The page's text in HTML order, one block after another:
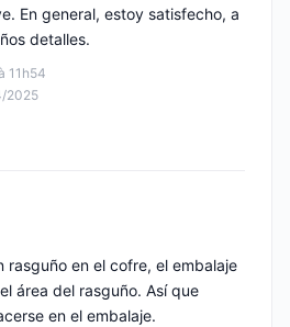
11h54
2025
En general, estoy satisfecho, a
detalles.
rasguño en el cofre, el embalaje
área del rasguño. Así que
en el embalaje.